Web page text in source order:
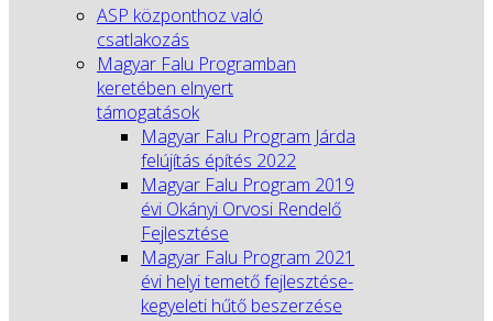
ASP központhoz való
csatlakozás
Magyar Falu Programban
keretében elnyert
támogatások
Magyar Falu Program Járda
felújítás építés 2022
Magyar Falu Program 2019
évi Okányi Orvosi Rendelő
Fejlesztése
Magyar Falu Program 2021
évi helyi temető fejlesztése-
kegyeleti hűtő beszerzése